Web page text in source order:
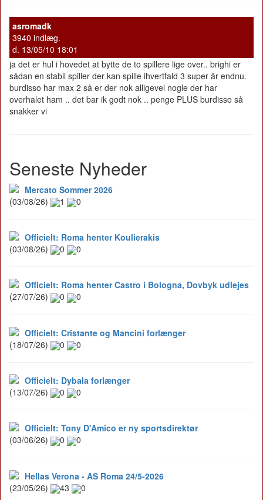
asromadk
3940 indlæg.
d. 13/05/10 18:01
ja det er hul i hovedet at bytte de to spillere lige over.. brighi er
sådan en stabil spiller der kan spille ihvertfald 3 super år endnu.
burdisso har max 2 så er der nok alligevel nogle der har
overhalet ham .. det bar ik godt nok .. penge PLUS burdisso så
snakker vi
Seneste Nyheder
Mercato Sommer 2026
(03/08/26)
1 0
Officielt: Roma henter Koulierakis
(03/08/26)
0 0
Officielt: Roma henter Castro i Bologna, Dovbyk udlejes
(27/07/26)
0 0
Officielt: Cristante og Mancini forlænger
(18/07/26)
0 0
Officielt: Dybala forlænger
(13/07/26)
0 0
Officielt: Tony D'Amico er ny sportsdirektør
(03/06/26)
0 0
Hellas Verona - AS Roma 24/5-2026
(23/05/26)
43 0